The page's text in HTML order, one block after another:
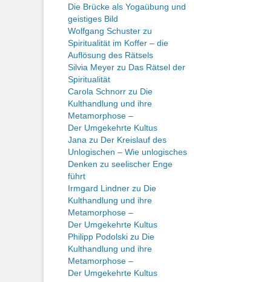
Die Brücke als Yogaübung und
geistiges Bild
Wolfgang Schuster zu
Spiritualität im Koffer – die
Auflösung des Rätsels
Silvia Meyer zu Das Rätsel der
Spiritualität
Carola Schnorr zu Die
Kulthandlung und ihre
Metamorphose –
Der Umgekehrte Kultus
Jana zu Der Kreislauf des
Unlogischen – Wie unlogisches
Denken zu seelischer Enge
führt
Irmgard Lindner zu Die
Kulthandlung und ihre
Metamorphose –
Der Umgekehrte Kultus
Philipp Podolski zu Die
Kulthandlung und ihre
Metamorphose –
Der Umgekehrte Kultus